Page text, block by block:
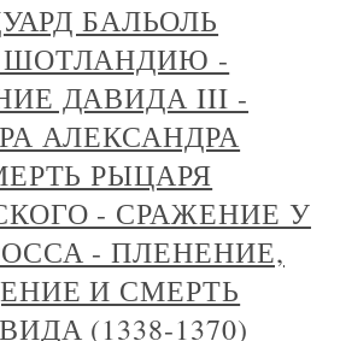
БАЛЬОЛЬ
-
ДАВИДА III -
АЛЕКСАНДРА
РЫЦАРЯ
- СРАЖЕНИЕ У
- ПЛЕНЕНИЕ,
И СМЕРТЬ
(1338-1370)